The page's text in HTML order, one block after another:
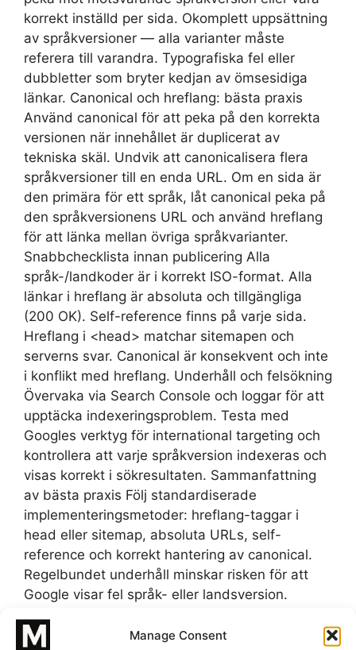
Manage Consent
korrekt inställd per sida. Okomplett uppsättning
av språkversioner — alla varianter måste
referera till varandra. Typografiska fel eller
dubbletter som bryter kedjan av ömsesidiga
länkar. Canonical och hreflang: bästa praxis
Använd canonical för att peka på den korrekta
versionen när innehållet är duplicerat av
tekniska skäl. Undvik att canonicalisera flera
språkversioner till en enda URL. Om en sida är
den primära för ett språk, låt canonical peka på
den språkversionens URL och använd hreflang
för att länka mellan övriga språkvarianter.
Snabbchecklista innan publicering Alla
språk-/landkoder är i korrekt ISO-format. Alla
länkar i hreflang är absoluta och tillgängliga
(200 OK). Self-reference finns på varje sida.
Hreflang i <head> matchar sitemapen och
serverns svar. Canonical är konsekvent och inte
i konflikt med hreflang. Underhåll och felsökning
Övervaka via Search Console och loggar för att
upptäcka indexeringsproblem. Testa med
Googles verktyg för international targeting och
kontrollera att varje språkversion indexeras och
visas korrekt i sökresultaten. Sammanfattning
av bästa praxis Följ standardiserade
implementeringsmetoder: hreflang-taggar i
head eller sitemap, absoluta URLs, self-
reference och korrekt hantering av canonical.
Regelbundet underhåll minskar risken för att
Google visar fel språk- eller landsversion.
teknisk SEO och korrekt implementering av